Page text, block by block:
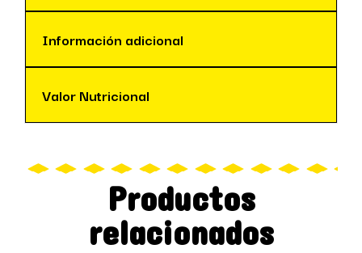
Información adicional
Valor Nutricional
Productos
relacionados